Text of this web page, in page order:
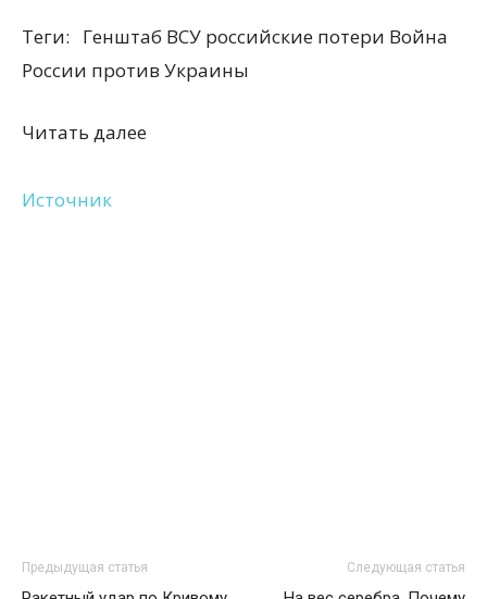
Теги:
Генштаб ВСУ российские потери Война
России против Украины
Читать далее
Источник
Предыдущая статья Следующая статья